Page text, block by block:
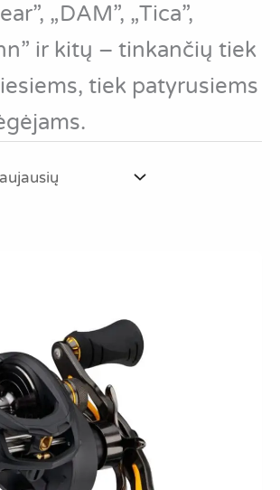
„DAM”, „Tica”,
ir kitų – tinkančių tiek
tiek patyrusiems